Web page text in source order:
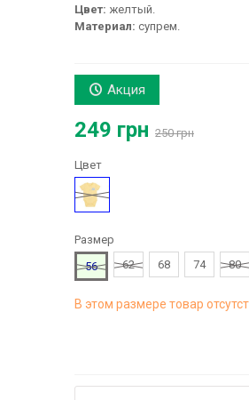
Цвет: желтый.
Материал: супрем.
Акция
249 грн 250 грн
Цвет
Желтый
Размер
56
62 68 74 80
В этом размере товар